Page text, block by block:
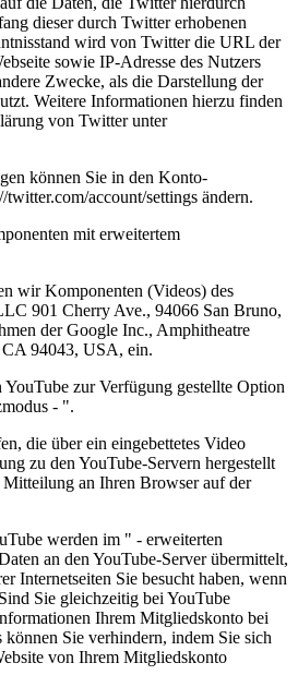
dieser durch Twitter erhobenen
wird von Twitter die URL der
sowie IP-Adresse des Nutzers
Zwecke, als die Darstellung der
Weitere Informationen hierzu finden
von Twitter unter
können Sie in den Konto-
account/settings ändern.
mit erweitertem
wir Komponenten (Videos) des
901 Cherry Ave., 94066 San Bruno,
der Google Inc., Amphitheatre
94043, USA, ein.
zur Verfügung gestellte Option
- ".
die über ein eingebettetes Video
zu den YouTube-Servern hergestellt
an Ihren Browser auf der
werden im " - erweiterten
an den YouTube-Server übermittelt,
Internetseiten Sie besucht haben, wenn
Sie gleichzeitig bei YouTube
Ihrem Mitgliedskonto bei
Sie verhindern, indem Sie sich
von Ihrem Mitgliedskonto